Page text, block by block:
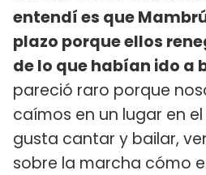
entendí es que
plazo porque ellos
de lo que habían ido a
pareció raro porque
caímos en un lugar en
gusta cantar y bailar,
sobre la marcha cómo